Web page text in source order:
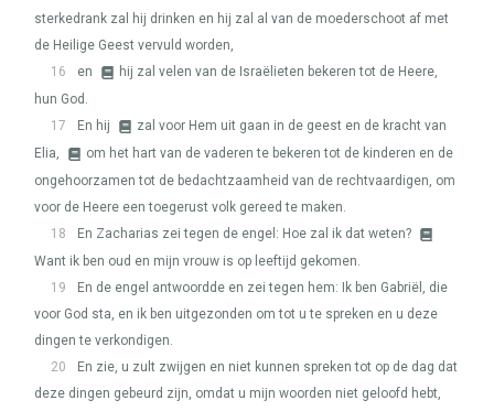
sterkedrank zal hij drinken en hij zal al van de moederschoot af met
de Heilige Geest vervuld worden,
16
en
hij zal velen van de Israëlieten bekeren tot de Heere,
hun God.
17
En hij
zal voor Hem uit gaan in de geest en de kracht van
Elia,
om het hart van de vaderen te bekeren tot de kinderen en de
ongehoorzamen tot de bedachtzaamheid van de rechtvaardigen, om
voor de Heere een toegerust volk gereed te maken.
18
En Zacharias zei tegen de engel: Hoe zal ik dat weten?
Want ik ben oud en mijn vrouw is op leeftijd gekomen.
19
En de engel antwoordde en zei tegen hem: Ik ben Gabriël, die
voor God sta, en ik ben uitgezonden om tot u te spreken en u deze
dingen te verkondigen.
20
En zie, u zult zwijgen en niet kunnen spreken tot op de dag dat
deze dingen gebeurd zijn, omdat u mijn woorden niet geloofd hebt,